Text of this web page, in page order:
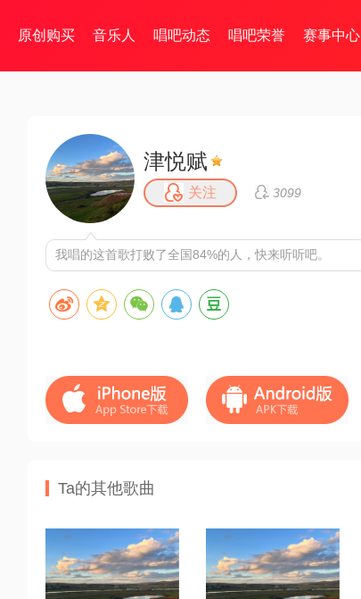
原创购买 音乐人 唱吧动态 唱吧荣誉 赛事中心
津悦赋
关注 3099
我唱的这首歌打败了全国84%的人，快来听听吧。
Ta的其他歌曲